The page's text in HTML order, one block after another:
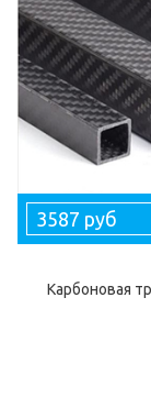
3587 руб
Карбоновая